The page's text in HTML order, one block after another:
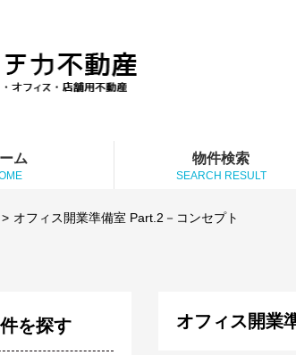
ム 物件検索
SEARCH RESULT
オフィス開業準備室 Part.2－コンセプト
を探す オフィス開業